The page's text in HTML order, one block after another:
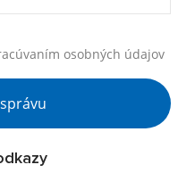
osobných údajov